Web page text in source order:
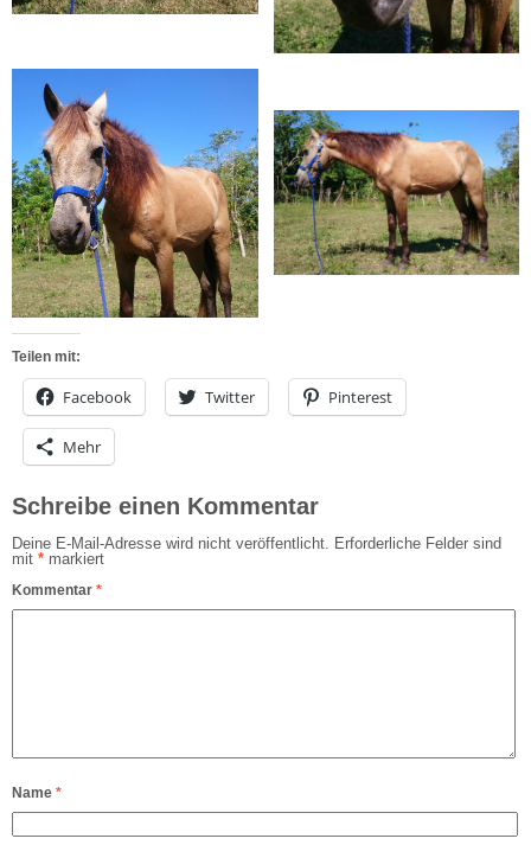
Teilen mit:
Facebook Twitter Pinterest
Mehr
Schreibe einen Kommentar
Deine E-Mail-Adresse wird nicht veröffentlicht.
Erforderliche Felder sind
mit * markiert
Kommentar *
Name *